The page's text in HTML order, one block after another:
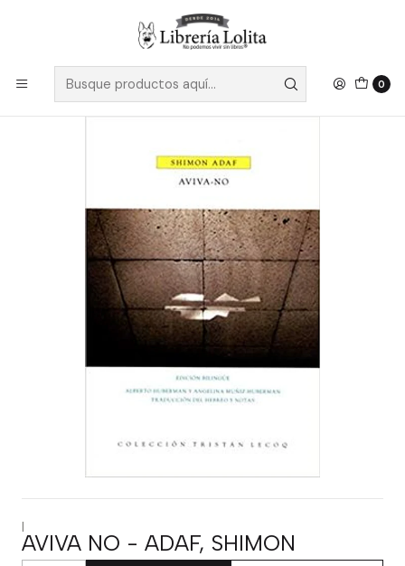
0
Despacho a todo Chile
|
AVIVA NO - ADAF, SHIMON